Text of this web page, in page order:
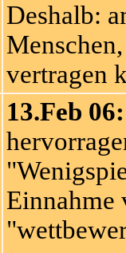
Deshalb:
vertragen
13.Feb 06:
Einnahme